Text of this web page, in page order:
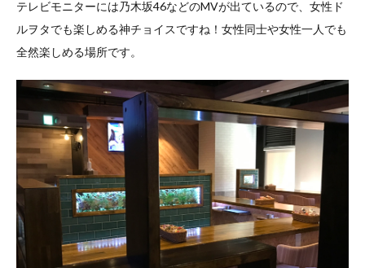
テレビモニターには乃木坂46などのMVが出ているので、女性ド
ルヲタでも楽しめる神チョイスですね！女性同士や女性一人でも
全然楽しめる場所です。